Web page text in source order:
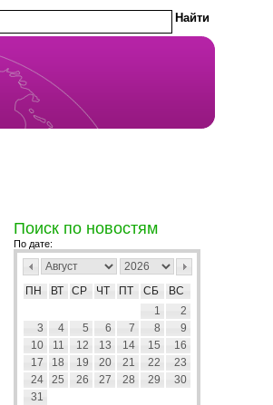
Поиск по новостям
По дате:
ПН ВТ СР ЧТ ПТ СБ
ВС
1
2
3
4 5 6 7 8
9
10
11 12 13 14 15
16
17
18 19 20 21 22
23
24
25 26 27 28 29
30
31